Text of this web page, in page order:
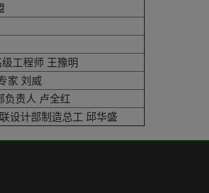
工程师 王豫明
家 刘威
负责人 卢全红
设计部制造总工 邱华盛